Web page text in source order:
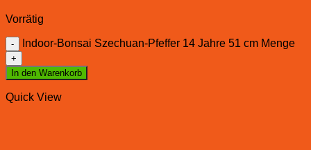
Vorrätig
Indoor-Bonsai Szechuan-Pfeffer 14 Jahre 51 cm Menge
In den Warenkorb
Quick View